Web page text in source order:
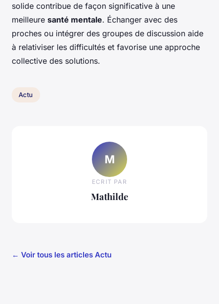
solide contribue de façon significative à une
meilleure santé mentale. Échanger avec des
proches ou intégrer des groupes de discussion aide
à relativiser les difficultés et favorise une approche
collective des solutions.
Actu
M
ECRIT PAR
Mathilde
← Voir tous les articles Actu